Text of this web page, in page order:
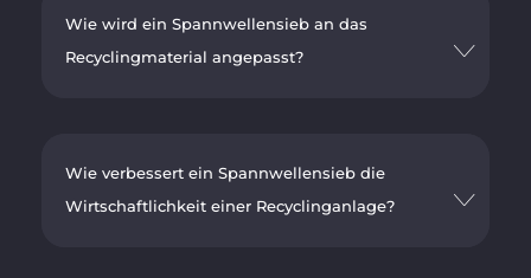
Wie wird ein Spannwellensieb an das
Recyclingmaterial angepasst?
Wie verbessert ein Spannwellensieb die
Wirtschaftlichkeit einer Recyclinganlage?